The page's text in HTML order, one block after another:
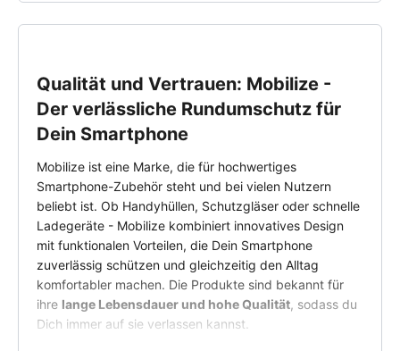
Qualität und Vertrauen: Mobilize -
Der verlässliche Rundumschutz für
Dein Smartphone
Mobilize ist eine Marke, die für hochwertiges
Smartphone-Zubehör steht und bei vielen Nutzern
beliebt ist. Ob Handyhüllen, Schutzgläser oder schnelle
Ladegeräte - Mobilize kombiniert innovatives Design
mit funktionalen Vorteilen, die Dein Smartphone
zuverlässig schützen und gleichzeitig den Alltag
komfortabler machen. Die Produkte sind bekannt für
ihre lange Lebensdauer und hohe Qualität, sodass du
Dich immer auf sie verlassen kannst.